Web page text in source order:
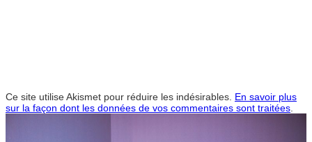
Ce site utilise Akismet pour réduire les indésirables. En savoir plus
sur la façon dont les données de vos commentaires sont traitées